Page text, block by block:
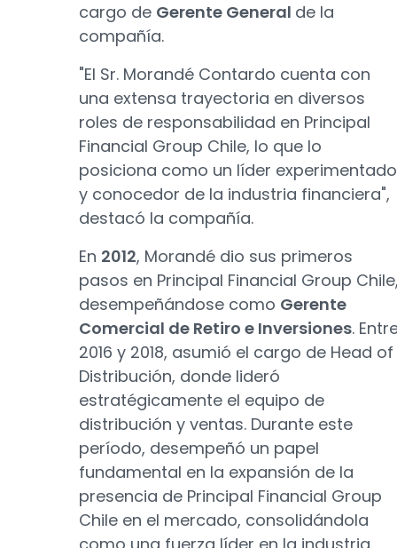
cargo de Gerente General de la
compañía.
"El Sr. Morandé Contardo cuenta con
una extensa trayectoria en diversos
roles de responsabilidad en Principal
Financial Group Chile, lo que lo
posiciona como un líder experimentado
y conocedor de la industria financiera",
destacó la compañía.
En 2012, Morandé dio sus primeros
pasos en Principal Financial Group
desempeñándose como Gerente
Comercial de Retiro e Inversiones.
2016 y 2018, asumió el cargo de Head of
Distribución, donde lideró
estratégicamente el equipo de
distribución y ventas. Durante este
período, desempeñó un papel
fundamental en la expansión de la
presencia de Principal Financial Group
Chile en el mercado, consolidándola